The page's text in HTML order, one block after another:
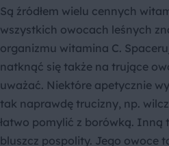
Są źródłem wielu cennych
wszystkich owocach leśnych
organizmu witamina C.
natknąć się także na trujące
uważać. Niektóre apetycznie
tak naprawdę trucizny, np.
łatwo pomylić z borówką. Inną
bluszcz pospolity. Jego owoce